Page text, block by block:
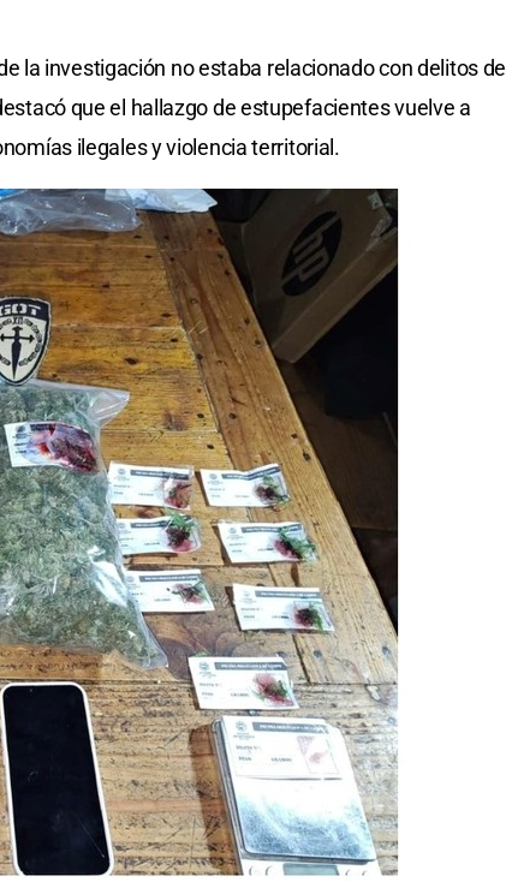
la investigación no estaba relacionado con delitos de
que el hallazgo de estupefacientes vuelve a
ilegales y violencia territorial.